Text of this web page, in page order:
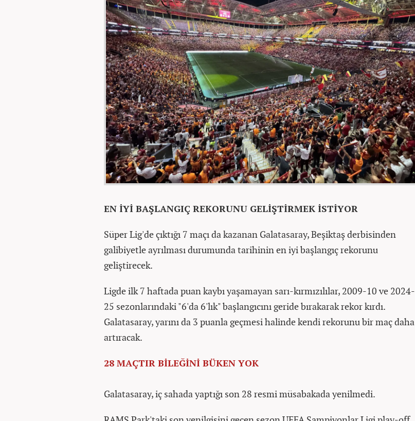
EN İYİ BAŞLANGIÇ REKORUNU GELİŞTİRMEK İSTİYOR
Süper Lig'de çıktığı 7 maçı da kazanan Galatasaray, Beşiktaş derbisinden
galibiyetle ayrılması durumunda tarihinin en iyi başlangıç rekorunu
geliştirecek.
Ligde ilk 7 haftada puan kaybı yaşamayan sarı-kırmızılılar, 2009-10 ve 2024-
25 sezonlarındaki "6'da 6'lık" başlangıcını geride bırakarak rekor kırdı.
Galatasaray, yarını da 3 puanla geçmesi halinde kendi rekorunu bir maç daha
artıracak.
28 MAÇTIR BİLEĞİNİ BÜKEN YOK
Galatasaray, iç sahada yaptığı son 28 resmi müsabakada yenilmedi.